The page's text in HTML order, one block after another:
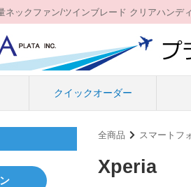
ネックファン/ツインブレード クリアハンデ
クイックオーダー
全商品 スマートフ
Xperia